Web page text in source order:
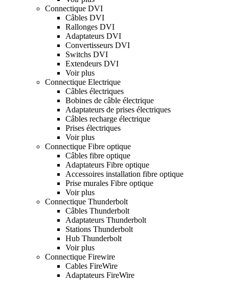
Connectique DVI
Câbles DVI
Rallonges DVI
Adaptateurs DVI
Convertisseurs DVI
Switchs DVI
Extendeurs DVI
Voir plus
Connectique Electrique
Câbles électriques
Bobines de câble électrique
Adaptateurs de prises électriques
Câbles recharge électrique
Prises électriques
Voir plus
Connectique Fibre optique
Câbles fibre optique
Adaptateurs Fibre optique
Accessoires installation fibre optique
Prise murales Fibre optique
Voir plus
Connectique Thunderbolt
Câbles Thunderbolt
Adaptateurs Thunderbolt
Stations Thunderbolt
Hub Thunderbolt
Voir plus
Connectique Firewire
Cables FireWire
Adaptateurs FireWire